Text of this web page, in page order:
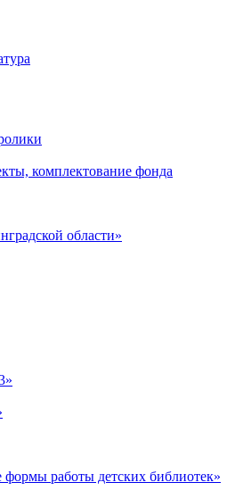
комплектование фонда
области»
работы детских библиотек»